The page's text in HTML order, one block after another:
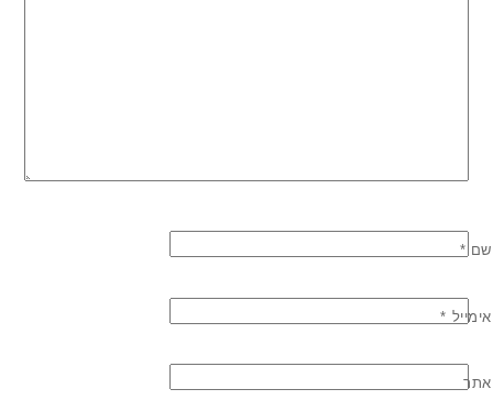
שם *
אימייל *
אתר